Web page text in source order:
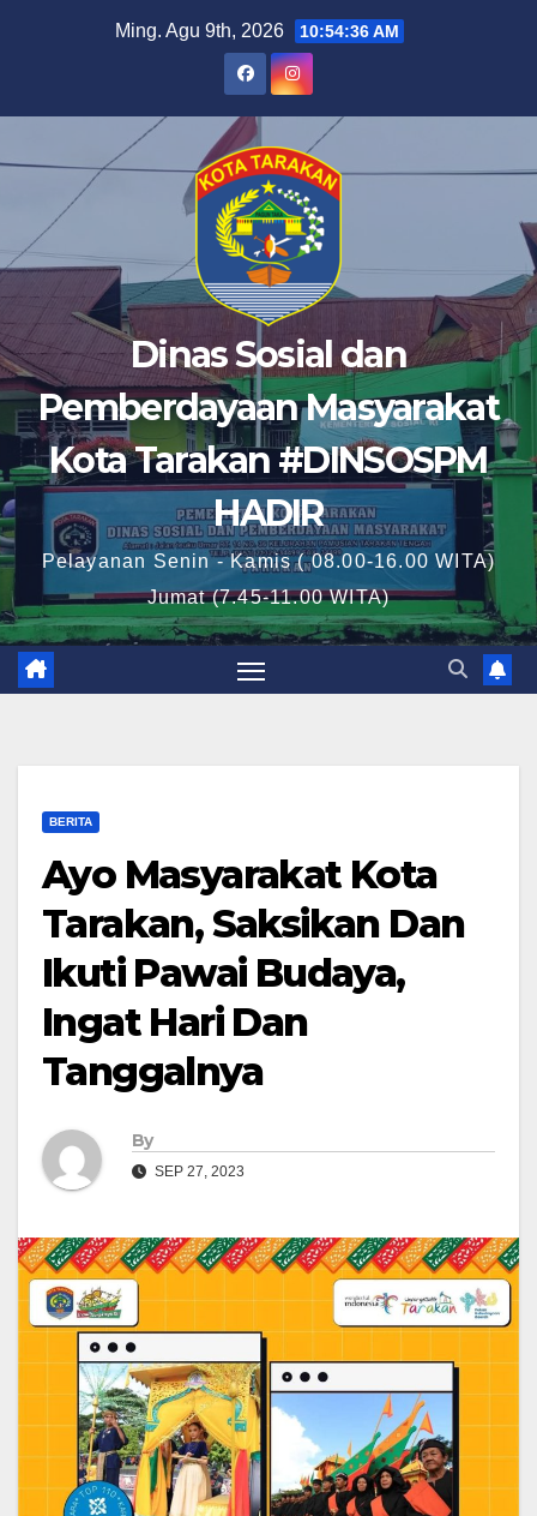
Ming. Agu 9th, 2026 10:54:37 AM
Dinas Sosial dan
Pemberdayaan Masyarakat
Kota Tarakan #DINSOSPM
HADIR
Pelayanan Senin - Kamis ( 08.00-16.00 WITA)
Jumat (7.45-11.00 WITA)
BERITA
Ayo Masyarakat Kota
Tarakan, Saksikan Dan
Ikuti Pawai Budaya,
Ingat Hari Dan
Tanggalnya
By
SEP 27, 2023